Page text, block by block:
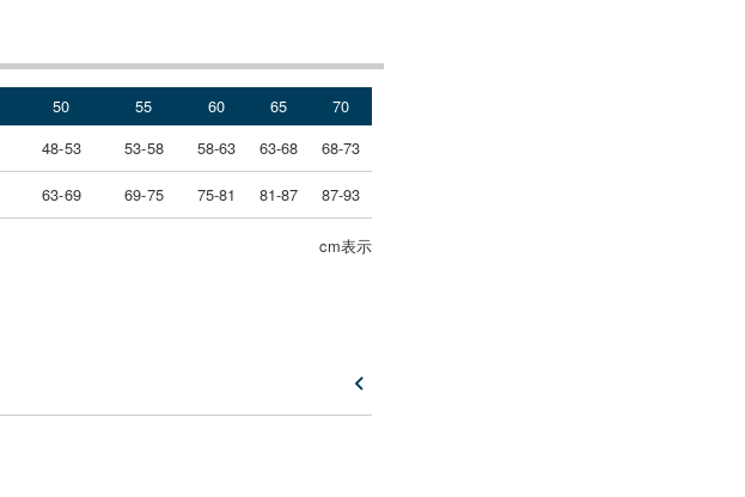
50 55 60 65
70
48-53 53-58 58-63 63-68 68-73
63-69 69-75 75-81 81-87 87-93
cm表示